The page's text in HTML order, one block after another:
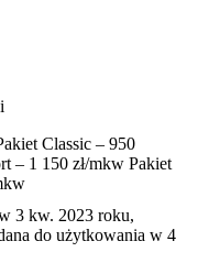
Classic – 950
– 1 150 zł/mkw Pakiet
3 kw. 2023 roku,
do użytkowania w 4